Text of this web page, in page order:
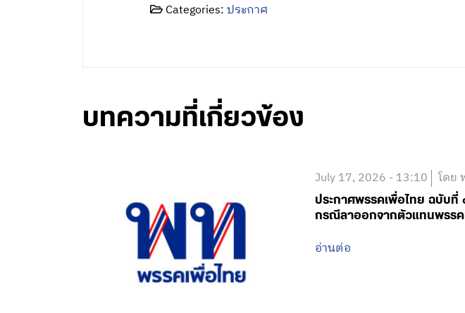
Categories:ประกาศ
บทความที่เกี่ยวข้อง
July 17, 2026 - 13:10 โดย
ประกาศพรรคเพื่อไทย ฉบับที่
กรณีลาออกจากตัวแทนพรรค
อ่านต่อ